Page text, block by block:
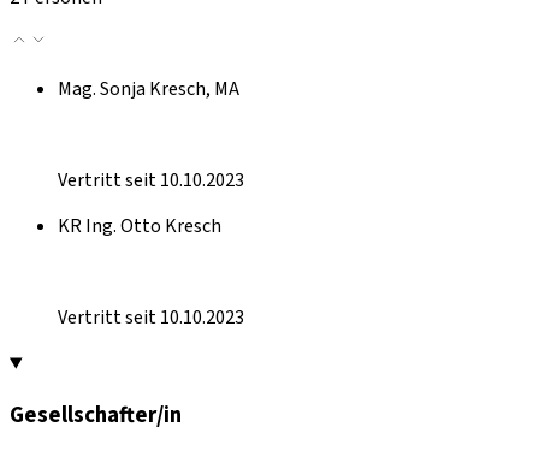
Mag. Sonja Kresch, MA
Vertritt seit 10.10.2023
KR Ing. Otto Kresch
Vertritt seit 10.10.2023
Gesellschafter/in